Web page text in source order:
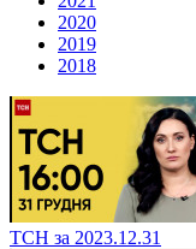
2020
2019
2018
ТСН за 2023.12.31